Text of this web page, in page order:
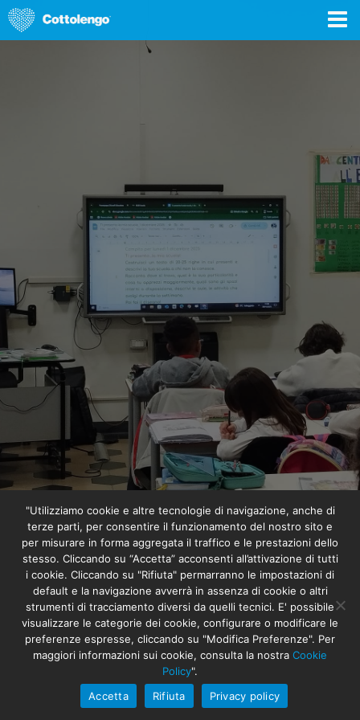
DONA ORA
BANDO INDID+ Sostegno agli
INvestimenti per la qualità
DIDattica nelle scuole paritarie
"Utilizziamo cookie e altre tecnologie di navigazione, anche di
terze parti, per consentire il funzionamento del nostro sito e
per misurare in forma aggregata il traffico e le prestazioni dello
stesso. Cliccando su “Accetta” acconsenti all’attivazione di tutti
i cookie. Cliccando su "Rifiuta" permarranno le impostazioni di
default e la navigazione avverrà in assenza di cookie o altri
strumenti di tracciamento diversi da quelli tecnici. E' possibile
visualizzare le categorie dei cookie, configurare o modificare le
preferenze espresse, cliccando su "Modifica Preferenze". Per
maggiori informazioni sui cookie, consulta la nostra Cookie
Policy".
Accetta
Rifiuta Privacy policy